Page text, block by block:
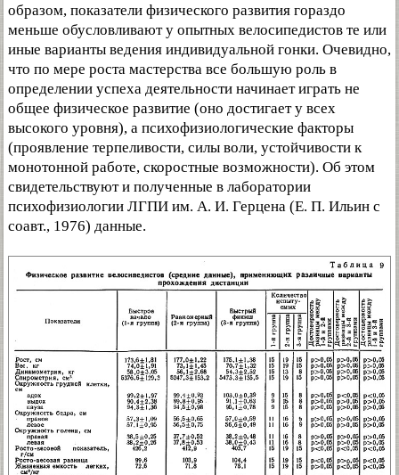
образом, показатели физического развития гораздо
меньше обусловливают у опытных велосипедистов те или
иные варианты ведения индивидуальной гонки. Очевидно,
что по мере роста мастерства все большую роль в
определении успеха деятельности начинает играть не
общее физическое развитие (оно достигает у всех
высокого уровня), а психофизиологические факторы
(проявление терпеливости, силы воли, устойчивости к
монотонной работе, скоростные возможности). Об этом
свидетельствуют и полученные в лаборатории
психофизиологии ЛГПИ им. А. И. Герцена (Е. П. Ильин с
соавт., 1976) данные.